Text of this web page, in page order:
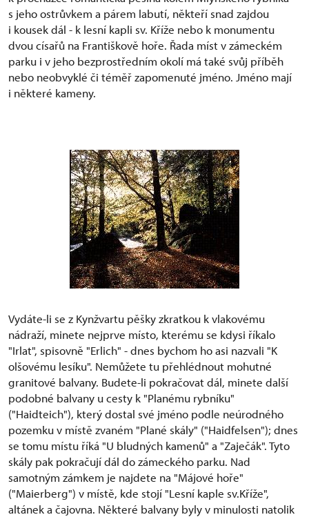
s jeho ostrůvkem a párem labutí, někteří snad zajdou
i kousek dál - k lesní kapli sv. Kříže nebo k monumentu
dvou císařů na Františkově hoře. Řada míst v zámeckém
parku i v jeho bezprostředním okolí má také svůj příběh
nebo neobvyklé či téměř zapomenuté jméno. Jméno mají
i některé kameny.
Vydáte-li se z Kynžvartu pěšky zkratkou k vlakovému
nádraží, minete nejprve místo, kterému se kdysi říkalo
"Irlat", spisovně "Erlich" - dnes bychom ho asi nazvali "K
olšovému lesíku". Nemůžete tu přehlédnout mohutné
granitové balvany. Budete-li pokračovat dál, minete další
podobné balvany u cesty k "Planému rybníku"
("Haidteich"), který dostal své jméno podle neúrodného
pozemku v místě zvaném "Plané skály" ("Haidfelsen"); dnes
se tomu místu říká "U bludných kamenů" a "Zaječák". Tyto
skály pak pokračují dál do zámeckého parku. Nad
samotným zámkem je najdete na "Májové hoře"
("Maierberg") v místě, kde stojí "Lesní kaple sv.Kříže",
altánek a čajovna. Některé balvany byly v minulosti natolik